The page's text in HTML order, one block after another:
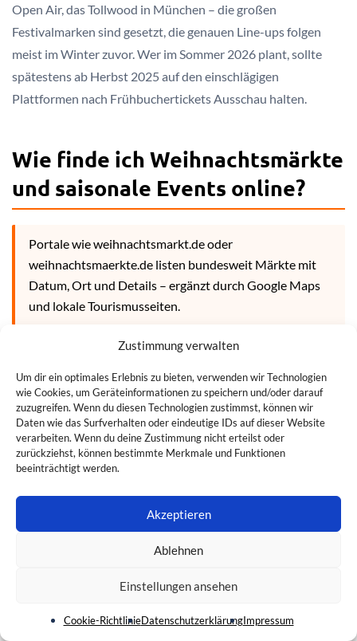
Zustimmung verwalten
Um dir ein optimales Erlebnis zu bieten, verwenden wir Technologien
wie Cookies, um Geräteinformationen zu speichern und/oder darauf
zuzugreifen. Wenn du diesen Technologien zustimmst, können wir
Daten wie das Surfverhalten oder eindeutige IDs auf dieser Website
verarbeiten. Wenn du deine Zustimmung nicht erteilst oder
zurückziehst, können bestimmte Merkmale und Funktionen
beeinträchtigt werden.
Akzeptieren
Ablehnen
Einstellungen ansehen
Cookie-RichtlinieDatenschutzerklärungImpressum
Open Air, das Tollwood in München – die großen
Festivalmarken sind gesetzt, die genauen Line-ups folgen
meist im Winter zuvor. Wer im Sommer 2026 plant, sollte
spätestens ab Herbst 2025 auf den einschlägigen
Plattformen nach Frühbuchertickets Ausschau halten.
Wie finde ich Weihnachtsmärkte
und saisonale Events online?
Portale wie weihnachtsmarkt.de oder
weihnachtsmaerkte.de listen bundesweit Märkte mit
Datum, Ort und Details – ergänzt durch Google Maps
und lokale Tourismusseiten.
Weihnachtsmärkte sind digital gut dokumentiert. Neben
spezialisierten Portalen listet Google Maps die meisten
Märkte mit Bewertungen und Öffnungszeiten. Saisonale
Events wie Osterfeuer, Maibaumfeste oder Laternenfeste
sind hingegen digital schlechter sichtbar – hier helfen lokale
Vereinsseiten und Gemeindewebsites oft mehr als große
Was sind die größten
Veranstaltungen 2026?